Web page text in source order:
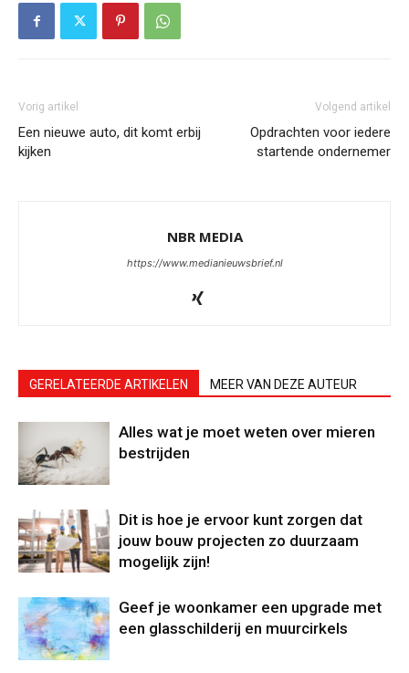
Vorig artikel
Een nieuwe auto, dit komt erbij
kijken
Volgend artikel
Opdrachten voor iedere
startende ondernemer
NBR MEDIA
https://www.medianieuwsbrief.nl
GERELATEERDE ARTIKELEN MEER VAN DEZE AUTEUR
Alles wat je moet weten over mieren
bestrijden
Dit is hoe je ervoor kunt zorgen dat
jouw bouw projecten zo duurzaam
mogelijk zijn!
Geef je woonkamer een upgrade met
een glasschilderij en muurcirkels